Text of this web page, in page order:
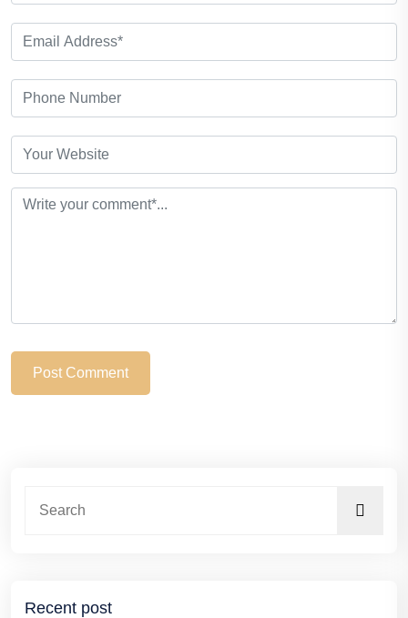
Post Comment
Recent post